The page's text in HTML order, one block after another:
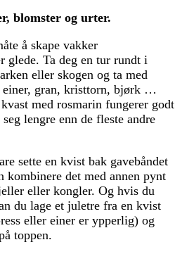
blomster og urter.
å skape vakker
glede. Ta deg en tur rundt i
eller skogen og ta med
einer, gran, kristtorn, bjørk …
med rosmarin fungerer godt
lengre enn de fleste andre
sette en kvist bak gavebåndet
kombinere det med annen pynt
eller kongler. Og hvis du
du lage et juletre fra en kvist
eller einer er ypperlig) og
toppen.